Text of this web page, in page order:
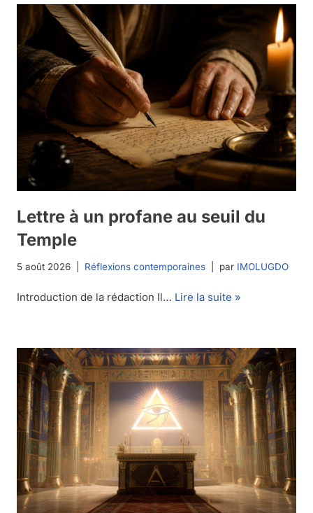
Lettre à un profane au seuil du
Temple
5 août 2026 Réflexions contemporaines par IMOLUGDO
Introduction de la rédaction Il… Lire la suite »